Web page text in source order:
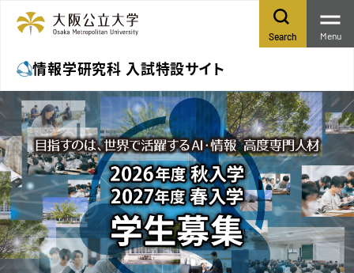
情報学研究科 入試特設サイト
Search Menu